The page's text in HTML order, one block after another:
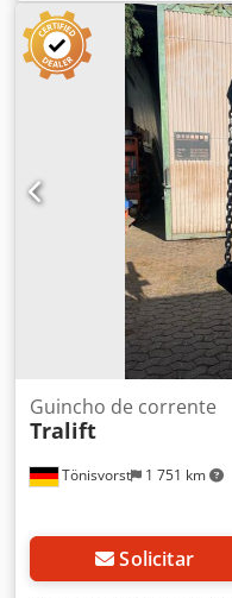
kg) Comprimento total:
Tönisvorst 1 751 km
Guincho de corrente
Tralift
Solicitar